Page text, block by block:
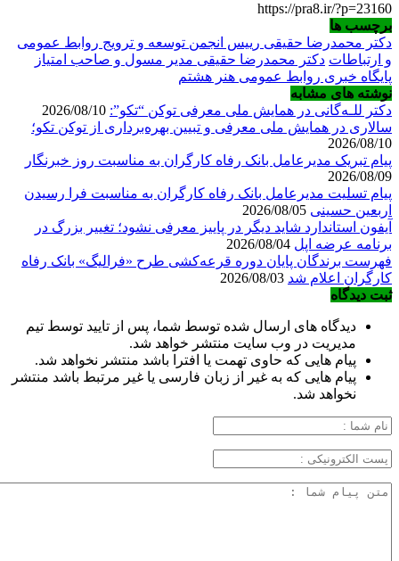
https://pra8.ir/?p=23160
برچسب ها
دکتر محمدرضا حقیقی رییس انجمن توسعه و ترویج روابط عمومی
و ارتباطات دکتر محمدرضا حقیقی مدیر مسول و صاحب امتیاز
پایگاه خبری روابط عمومی هنر هشتم
نوشته های مشابه
دکتر للـه‌گانی در همایش ملی معرفی توکن “تکو”:
سالاری در همایش ملی معرفی و تبیین بهره‌برداری از توکن تکو؛
2026/08/10
پیام تبریک مدیرعامل بانک رفاه کارگران به مناسبت روز خبرنگار
2026/08/09
پیام تسلیت مدیرعامل بانک رفاه کارگران به مناسبت فرا رسیدن
اربعین حسینی
آیفون استاندارد شاید دیگر در پاییز معرفی نشود؛ تغییر بزرگ در
برنامه عرضه اپل
فهرست برندگان پایان دوره قرعه‌کشی طرح «فرالیگ» بانک رفاه
کارگران اعلام شد
ثبت دیدگاه
دیدگاه های ارسال شده توسط شما، پس از تایید توسط تیم
مدیریت در وب سایت منتشر خواهد شد.
پیام هایی که حاوی تهمت یا افترا باشد منتشر نخواهد شد.
پیام هایی که به غیر از زبان فارسی یا غیر مرتبط باشد منتشر
نخواهد شد.